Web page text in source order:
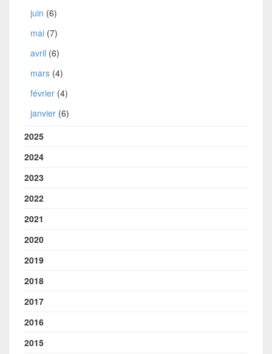
juin (6)
mai (7)
avril (6)
mars (4)
février (4)
janvier (6)
2025
2024
2023
2022
2021
2020
2019
2018
2017
2016
2015